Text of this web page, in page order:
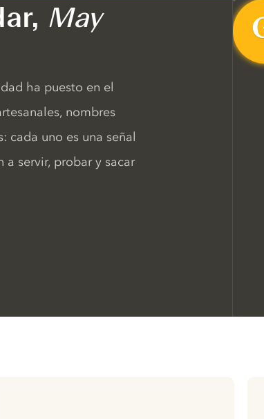
May
ha puesto en el
nombres
cada uno es una señal
servir, probar y sacar